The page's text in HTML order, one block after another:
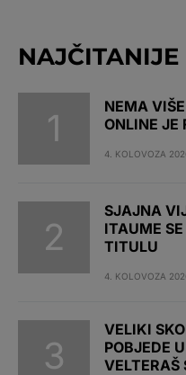
NAJČITANIJE
NEMA
ONLINE JE
4. KOLOVOZA
SJAJNA
ITAUME
TITULU
4. KOLOVOZA
VELIKI
POBJEDE
VELTERAŠ